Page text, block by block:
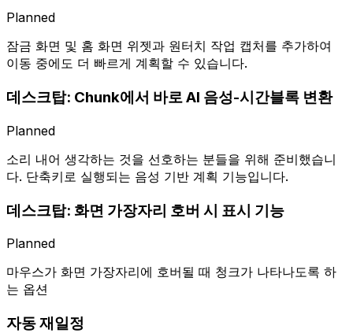
Planned
잠금 화면 및 홈 화면 위젯과 원터치 작업 캡처를 추가하여
이동 중에도 더 빠르게 계획할 수 있습니다.
데스크탑: Chunk에서 바로 AI 음성-시간블록 변환
Planned
소리 내어 생각하는 것을 선호하는 분들을 위해 준비했습니
다. 단축키로 실행되는 음성 기반 계획 기능입니다.
데스크탑: 화면 가장자리 호버 시 표시 기능
Planned
마우스가 화면 가장자리에 호버될 때 청크가 나타나도록 하
는 옵션
자동 재일정